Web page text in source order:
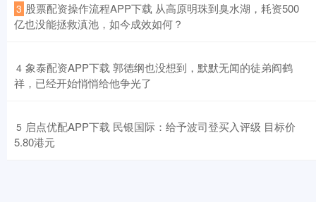
3 ​股票配资操作流程APP下载 从高原明珠到臭水湖，耗资500
亿也没能拯救滇池，如今成效如何？
4 ​象泰配资APP下载 郭德纲也没想到，默默无闻的徒弟阎鹤
祥，已经开始悄悄给他争光了
5 ​启点优配APP下载 民银国际：给予波司登买入评级 目标价
5.80港元